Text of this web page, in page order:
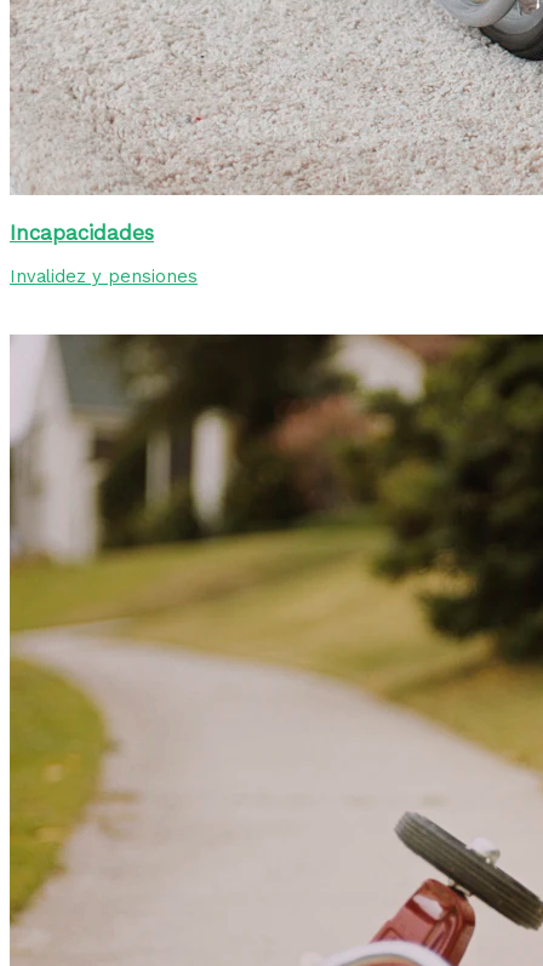
Incapacidades
Invalidez y pensiones